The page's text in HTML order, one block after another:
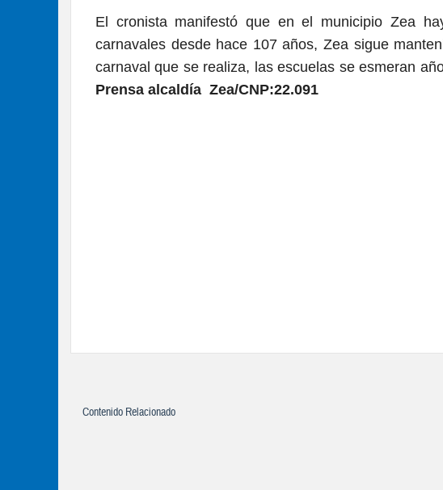
El cronista manifestó que en el municipio Zea
carnavales desde hace 107 años, Zea sigue
carnaval que se realiza, las escuelas se esmeran
Prensa alcaldía Zea/CNP:22.091
Contenido Relacionado